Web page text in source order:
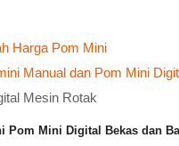
Harga Pom Mini
Manual dan Pom Mini
Mesin Rotak
Pom Mini Digital Bekas dan